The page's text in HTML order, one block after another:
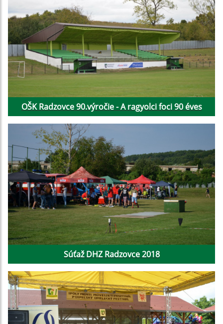
OŠK Radzovce 90.výročie - A ragyolci foci 90 éves
Súťaž DHZ Radzovce 2018